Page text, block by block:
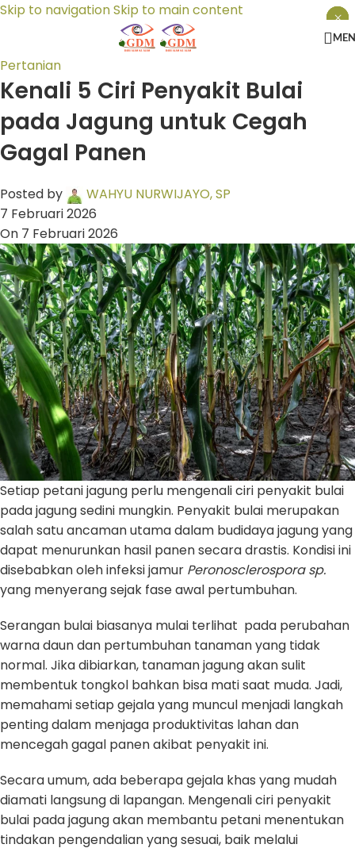
Skip to navigationSkip to main content
Pertanian
Kenali 5 Ciri Penyakit Bulai
pada Jagung untuk Cegah
Gagal Panen
Posted by
WAHYU NURWIJAYO, SP
7 Februari 2026
On 7 Februari 2026
Setiap petani jagung perlu mengenali ciri penyakit bulai
pada jagung sedini mungkin. Penyakit bulai merupakan
salah satu ancaman utama dalam budidaya jagung yang
dapat menurunkan hasil panen secara drastis. Kondisi ini
disebabkan oleh infeksi jamur Peronosclerospora sp.
yang menyerang sejak fase awal pertumbuhan.
Serangan bulai biasanya mulai terlihat pada perubahan
warna daun dan pertumbuhan tanaman yang tidak
normal. Jika dibiarkan, tanaman jagung akan sulit
membentuk tongkol bahkan bisa mati saat muda. Jadi,
memahami setiap gejala yang muncul menjadi langkah
penting dalam menjaga produktivitas lahan dan
mencegah gagal panen akibat penyakit ini.
Secara umum, ada beberapa gejala khas yang mudah
diamati langsung di lapangan. Mengenali ciri penyakit
bulai pada jagung akan membantu petani menentukan
tindakan pengendalian yang sesuai, baik melalui
×
×
×